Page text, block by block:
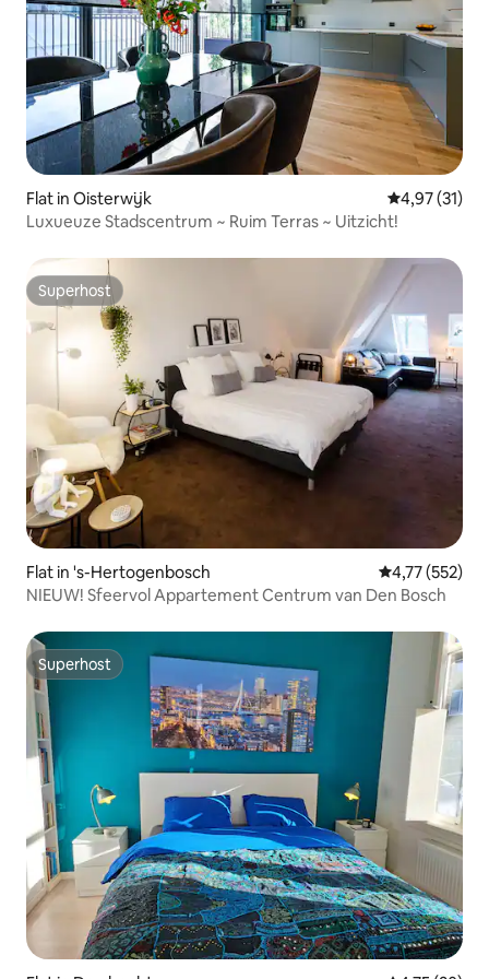
Flat in Oisterwijk Gemiddelde
4,97 (31)
Luxueuze Stadscentrum ~ Ruim Terras ~ Uitzicht!
Superhost
Superhost
Flat in 's-Hertogenbosch Gemiddelde
4,77 (552)
NIEUW! Sfeervol Appartement Centrum van Den Bosch
Superhost
Superhost